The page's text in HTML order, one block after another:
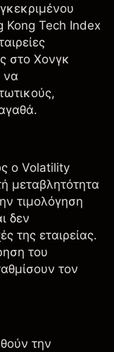
Kong Tech Index
στο Χονγκ
να
ο Volatility
μεταβλητότητα
τιμολόγηση
δεν
της εταιρείας.
του
τον
την